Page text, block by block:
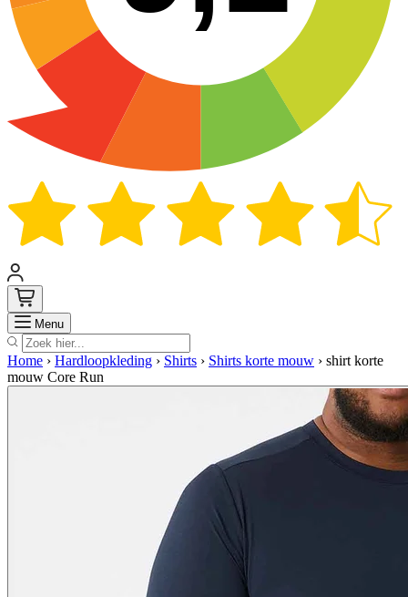
Menu Zoek
Home › Hardloopkleding › Shirts › Shirts korte mouw › shirt korte
mouw Core Run